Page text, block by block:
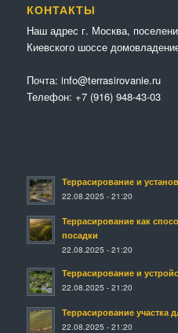
КОНТАКТЫ
Наш адрес г. Москва,
Киевского шоссе
Почта: info@terrasirovanie.ru
Телефон: +7 (916) 948-43-03
Террасирование и
22.08.2025 - 21:20
Террасирование как
посадки
22.08.2025 - 21:20
Террасирование и
22.08.2025 - 21:20
Террасирование участка
22.08.2025 - 21:20